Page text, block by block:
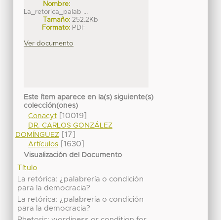
Nombre:
La_retorica_palab ...
Tamaño: 252.2Kb
Formato: PDF
Ver documento
Este ítem aparece en la(s) siguiente(s)
colección(ones)
Conacyt[10019]
DR. CARLOS GONZÁLEZ
DOMÍNGUEZ[17]
Artículos[1630]
Visualización del Documento
Título
La retórica: ¿palabrería o condición
para la democracia?
La retórica: ¿palabrería o condición
para la democracia?